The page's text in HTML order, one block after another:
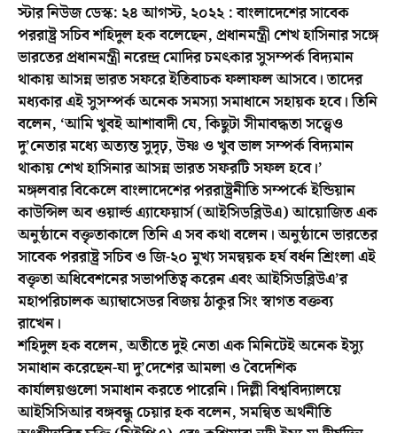
স্টার নিউজ ডেস্ক: ২৪ আগস্ট, ২০২২ : বাংলাদেশের সাবেক
পররাষ্ট্র সচিব শহিদুল হক বলেছেন, প্রধানমন্ত্রী শেখ হাসিনার সঙ্গে
ভারতের প্রধানমন্ত্রী নরেন্দ্র মোদির চমৎকার সুসম্পর্ক বিদ্যমান
থাকায় আসন্ন ভারত সফরে ইতিবাচক ফলাফল আসবে। তাদের
মধ্যকার এই সুসম্পর্ক অনেক সমস্যা সমাধানে সহায়ক হবে। তিনি
বলেন, ‘আমি খুবই আশাবাদী যে, কিছুটা সীমাবদ্ধতা সত্ত্বেও
দু’নেতার মধ্যে অত্যন্ত সুদৃঢ়, উষ্ণ ও খুব ভাল সম্পর্ক বিদ্যমান
থাকায় শেখ হাসিনার আসন্ন ভারত সফরটি সফল হবে।’
মঙ্গলবার বিকেলে বাংলাদেশের পররাষ্ট্রনীতি সম্পর্কে ইন্ডিয়ান
কাউন্সিল অব ওয়ার্ল্ড এ্যাফেয়ার্স (আইসিডব্লিউএ) আয়োজিত এক
অনুষ্ঠানে বক্তৃতাকালে তিনি এ সব কথা বলেন। অনুষ্ঠানে ভারতের
সাবেক পররাষ্ট্র সচিব ও জি-২০ মুখ্য সমন্বয়ক হর্ষ বর্ধন শ্রিংলা এই
বক্তৃতা অধিবেশনের সভাপতিত্ব করেন এবং আইসিডব্লিউএ’র
মহাপরিচালক অ্যাম্বাসেডর বিজয় ঠাকুর সিং স্বাগত বক্তব্য
রাখেন।
শহিদুল হক বলেন, অতীতে দুই নেতা এক মিনিটেই অনেক ইস্যু
সমাধান করেছেন-যা দু’দেশের আমলা ও বৈদেশিক
কার্যালয়গুলো সমাধান করতে পারেনি। দিল্লী বিশ্ববিদ্যালয়ে
আইসিসিআর বঙ্গবন্ধু চেয়ার হক বলেন, সমন্বিত অর্থনীতি